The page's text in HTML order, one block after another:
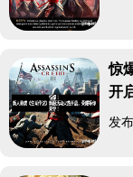
惊
开
发